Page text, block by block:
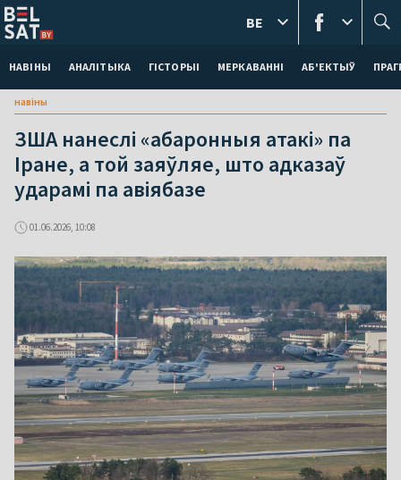
НАВІНЫ АНАЛІТЫКА ГІСТОРЫІ МЕРКАВАННI АБ'ЕКТЫЎ
BE
навіны
ЗША нанеслі «абаронныя атакі» па
Іране, а той заяўляе, што адказаў
ударамі па авіябазе
01.06.2026, 10:08